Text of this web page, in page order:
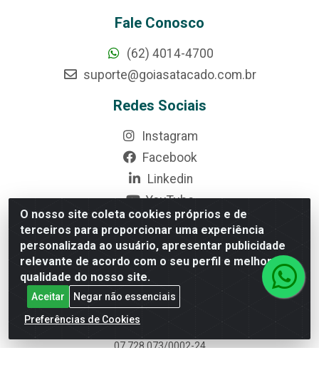
O nosso site coleta cookies próprios e de
terceiros para proporcionar uma experiência
personalizada ao usuário, apresentar publicidade
relevante de acordo com o seu perfil e melhorar a
qualidade do nosso site.
Aceitar
Negar não essenciais
Preferências de Cookies
Fale Conosco
(62) 4014-4700
suporte@goiasatacado.com.br
Redes Sociais
Instagram
Facebook
Linkedin
YouTube
Formas de Pagamento
Rede Brasil - Avenida Universitária, nº 3860, Jardim das
07.728.073/0002-24